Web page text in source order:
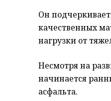
Он
качественных
нагрузки от
Несмотря на
начинается
асфальта.